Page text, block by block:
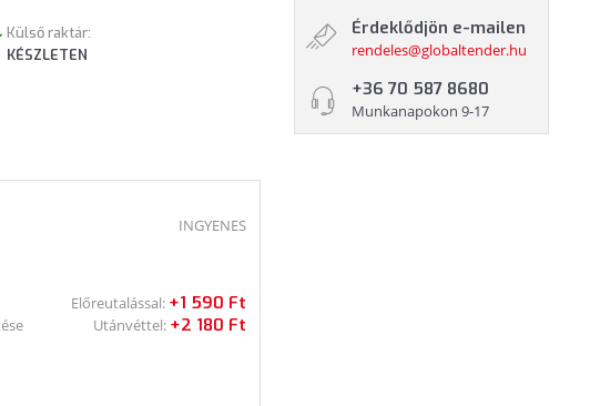
Külső raktár:
KÉSZLETEN
INGYENES
Előreutalással: +1 590 Ft
Utánvéttel: +2 180 Ft
Érdeklődjön e-mailen
rendeles@globaltender.hu
+36 70 587 8680
Munkanapokon 9-17